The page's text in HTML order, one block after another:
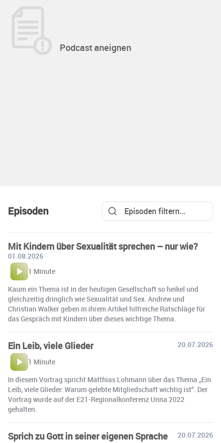
Podcast aneignen
Episoden
Mit Kindern über Sexualität sprechen – nur wie?
01.08.2026
1 Minute
Kaum ein Thema ist in der heutigen Gesellschaft so heikel und
gleichzeitig dringlich wie Sexualität und Sex. Andrew und
Christian Walker geben in ihrem Artikel hilfreiche Ratschläge für
das Gespräch mit Kindern über dieses wichtige Thema.
Ein Leib, viele Glieder
20.07.2026
1 Minute
In diesem Vortrag spricht Matthias Lohmann über das Thema „Ein
Leib, viele Glieder: Warum gelebte Mitgliedschaft wichtig ist“. Der
Vortrag wurde auf der E21-Regionalkonferenz Unna 2022
gehalten.
Sprich zu Gott in seiner eigenen Sprache
20.07.2026